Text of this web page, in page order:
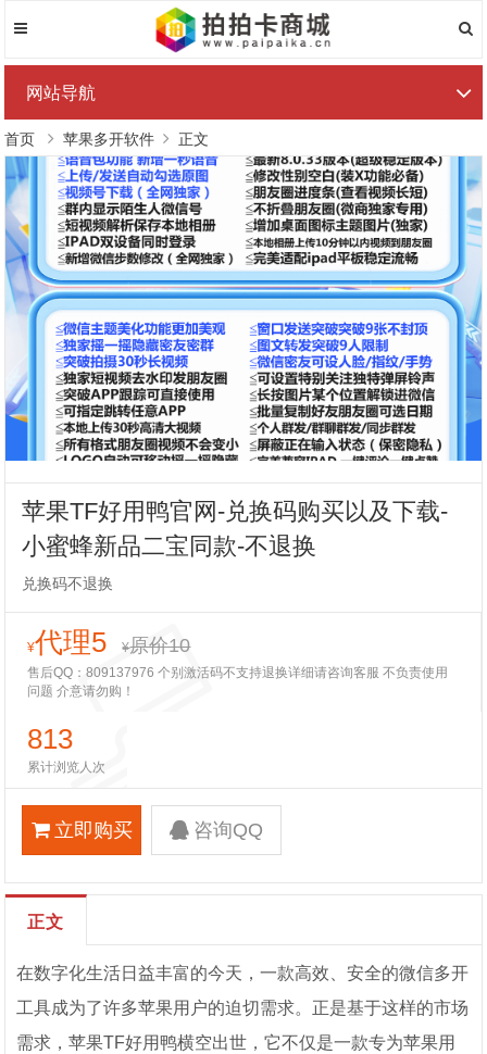
网站导航
首页 苹果多开软件 正文
苹果TF好用鸭官网-兑换码购买以及下载-
小蜜蜂新品二宝同款-不退换
兑换码不退换
¥代理5 ¥原价10
售后QQ：809137976 个别激活码不支持退换详细请咨询客服 不负责使用
问题 介意请勿购！
813
累计浏览人次
立即购买 咨询QQ
正文
在数字化生活日益丰富的今天，一款高效、安全的微信多开
工具成为了许多苹果用户的迫切需求。正是基于这样的市场
需求，苹果TF好用鸭横空出世，它不仅是一款专为苹果用